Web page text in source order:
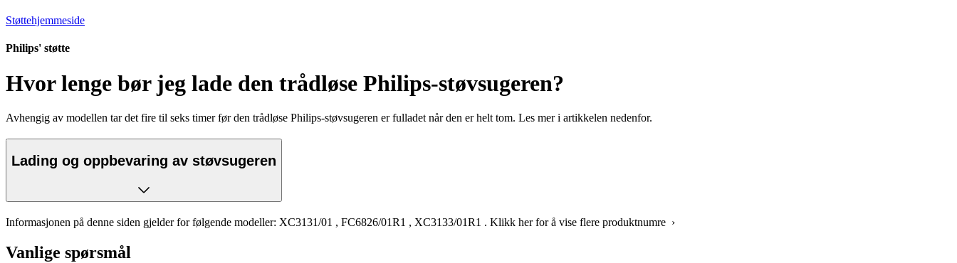
Støttehjemmeside
Philips' støtte
Hvor lenge bør jeg lade den trådløse Philips-støvsugeren?
Avhengig av modellen tar det fire til seks timer før den trådløse Philips-støvsugeren er fulladet når den er helt tom. Les mer i artikkelen nedenfor.
Lading og oppbevaring av støvsugeren
Informasjonen på denne siden gjelder for følgende modeller: XC3131/01 , FC6826/01R1 , XC3133/01R1 . Klikk her for å vise flere produktnumre ›
Vanlige spørsmål